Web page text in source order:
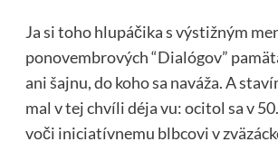
Ja si toho hlupáčika s výstižným
ponovembrových “Dialógov”
ani šajnu, do koho sa naváža. A
mal v tej chvíli déja vu: ocitol sa v
voči iniciatívnemu blbcovi v